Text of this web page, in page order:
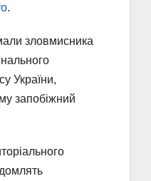
.
зловмисника
України,
запобіжний